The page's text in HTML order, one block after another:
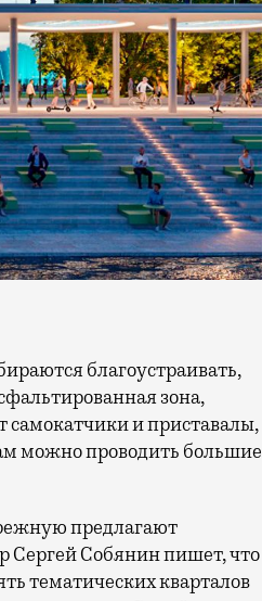
зона,
и приставалы,
можно проводить большие
предлагают
Сергей Собянин пишет, что
тематических кварталов